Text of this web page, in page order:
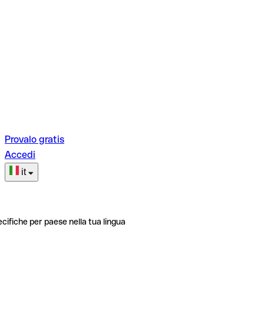
Provalo gratis
Accedi
it
per paese nella tua lingua